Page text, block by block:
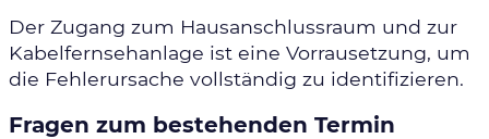
Der Zugang zum Hausanschlussraum und zur
Kabelfernsehanlage ist eine Vorrausetzung, um
die Fehlerursache vollständig zu identifizieren.
Fragen zum bestehenden Termin